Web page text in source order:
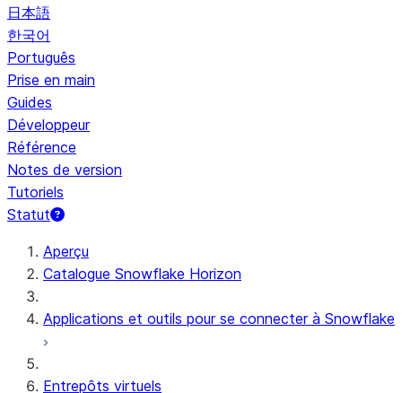
日本語
한국어
Português
Prise en main
Guides
Développeur
Référence
Notes de version
Tutoriels
Statut
Aperçu
Catalogue Snowflake Horizon
Applications et outils pour se connecter à Snowflake
Entrepôts virtuels